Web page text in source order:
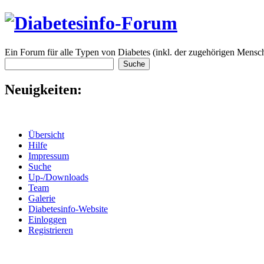
Ein Forum für alle Typen von Diabetes (inkl. der zugehörigen
Neuigkeiten:
Übersicht
Hilfe
Impressum
Suche
Up-/Downloads
Team
Galerie
Diabetesinfo-Website
Einloggen
Registrieren